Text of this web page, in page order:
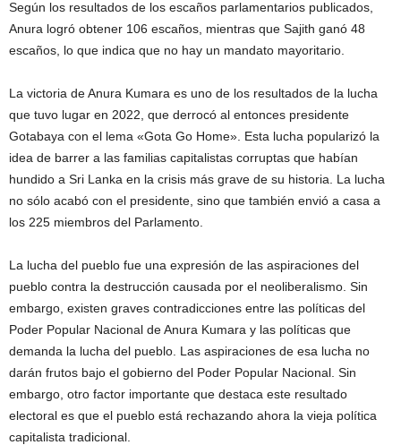
Según los resultados de los escaños parlamentarios publicados,
Anura logró obtener 106 escaños, mientras que Sajith ganó 48
escaños, lo que indica que no hay un mandato mayoritario.
La victoria de Anura Kumara es uno de los resultados de la lucha
que tuvo lugar en 2022, que derrocó al entonces presidente
Gotabaya con el lema «Gota Go Home». Esta lucha popularizó la
idea de barrer a las familias capitalistas corruptas que habían
hundido a Sri Lanka en la crisis más grave de su historia. La lucha
no sólo acabó con el presidente, sino que también envió a casa a
los 225 miembros del Parlamento.
La lucha del pueblo fue una expresión de las aspiraciones del
pueblo contra la destrucción causada por el neoliberalismo. Sin
embargo, existen graves contradicciones entre las políticas del
Poder Popular Nacional de Anura Kumara y las políticas que
demanda la lucha del pueblo. Las aspiraciones de esa lucha no
darán frutos bajo el gobierno del Poder Popular Nacional. Sin
embargo, otro factor importante que destaca este resultado
electoral es que el pueblo está rechazando ahora la vieja política
capitalista tradicional.